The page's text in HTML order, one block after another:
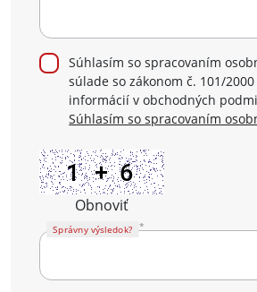
Súhlasím so spracovaním
súlade so zákonom č. 101/2000
informácií v obchodných
Súhlasím so spracovaním
Obnoviť
Správny výsledok?